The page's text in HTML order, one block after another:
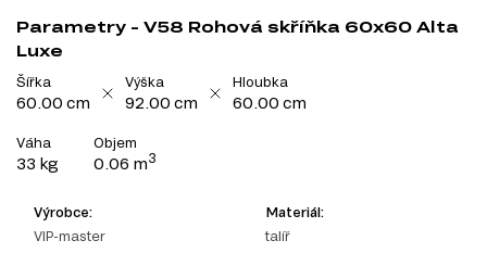
Parametry - V58 Rohová skříňka 60x60 Alta
Luxe
Šířka
60.00 cm
Výška
92.00 cm
Hloubka
60.00 cm
Váha
33 kg
Objem
0.06 m3
Výrobce:
VIP-master
Materiál:
talíř